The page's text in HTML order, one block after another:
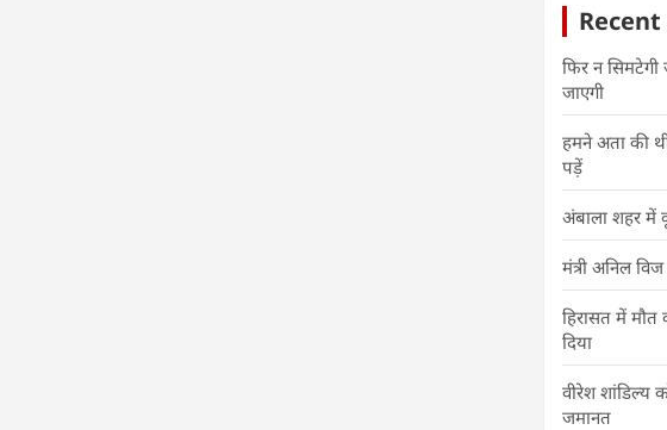
फिर न
जाएगी
हमने अता की
पड़ें
अंबाला शहर में
मंत्री अनिल
हिरासत में मौत
दिया
वीरेश शांडिल्य
जमानत